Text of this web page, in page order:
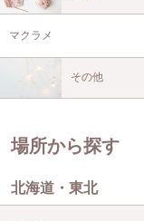
マクラメ
その他
場所から探す
北海道・東北